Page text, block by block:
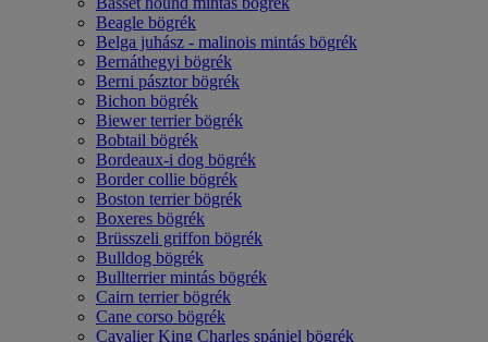
Beagle bögrék
Belga juhász - malinois mintás bögrék
Bernáthegyi bögrék
Berni pásztor bögrék
Bichon bögrék
Biewer terrier bögrék
Bobtail bögrék
Bordeaux-i dog bögrék
Border collie bögrék
Boston terrier bögrék
Boxeres bögrék
Brüsszeli griffon bögrék
Bulldog bögrék
Bullterrier mintás bögrék
Cairn terrier bögrék
Cane corso bögrék
Cavalier King Charles spániel bögrék